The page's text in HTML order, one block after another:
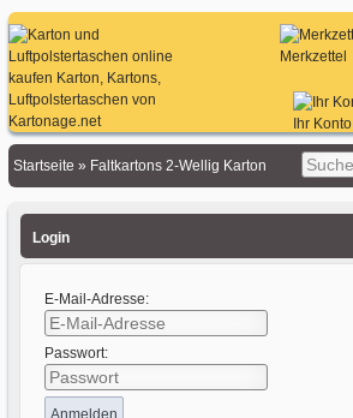
Merkzettel
Ihr Konto
Startseite » Faltkartons 2-Wellig Karton
Login
E-Mail-Adresse:
Passwort: